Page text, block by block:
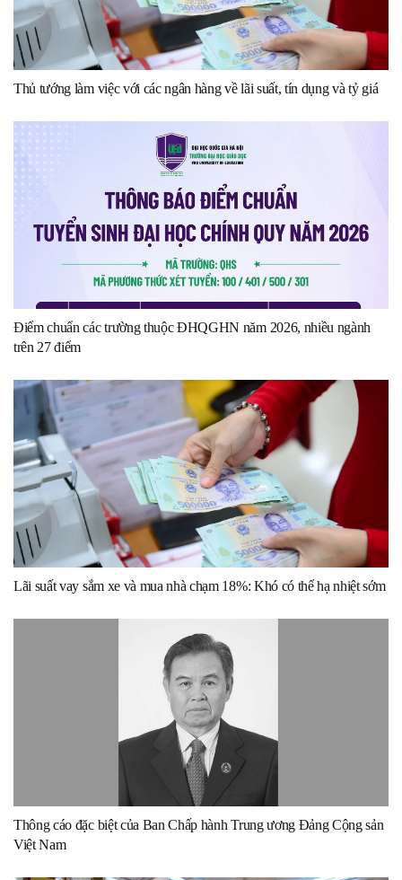
Thủ tướng làm việc với các ngân hàng về lãi suất, tín dụng và tỷ giá
Điểm chuẩn các trường thuộc ĐHQGHN năm 2026, nhiều ngành
trên 27 điểm
Lãi suất vay sắm xe và mua nhà chạm 18%: Khó có thể hạ nhiệt sớm
Thông cáo đặc biệt của Ban Chấp hành Trung ương Đảng Cộng sản
Việt Nam